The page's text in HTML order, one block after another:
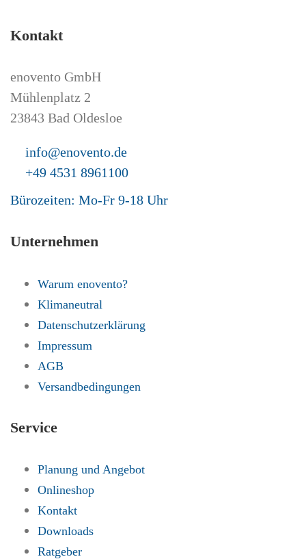
Kontakt
enovento GmbH
Mühlenplatz 2
23843 Bad Oldesloe
info@enovento.de
+49 4531 8961100
Bürozeiten: Mo-Fr 9-18 Uhr
Unternehmen
Warum enovento?
Klimaneutral
Datenschutzerklärung
Impressum
AGB
Versandbedingungen
Service
Planung und Angebot
Onlineshop
Kontakt
Downloads
Ratgeber